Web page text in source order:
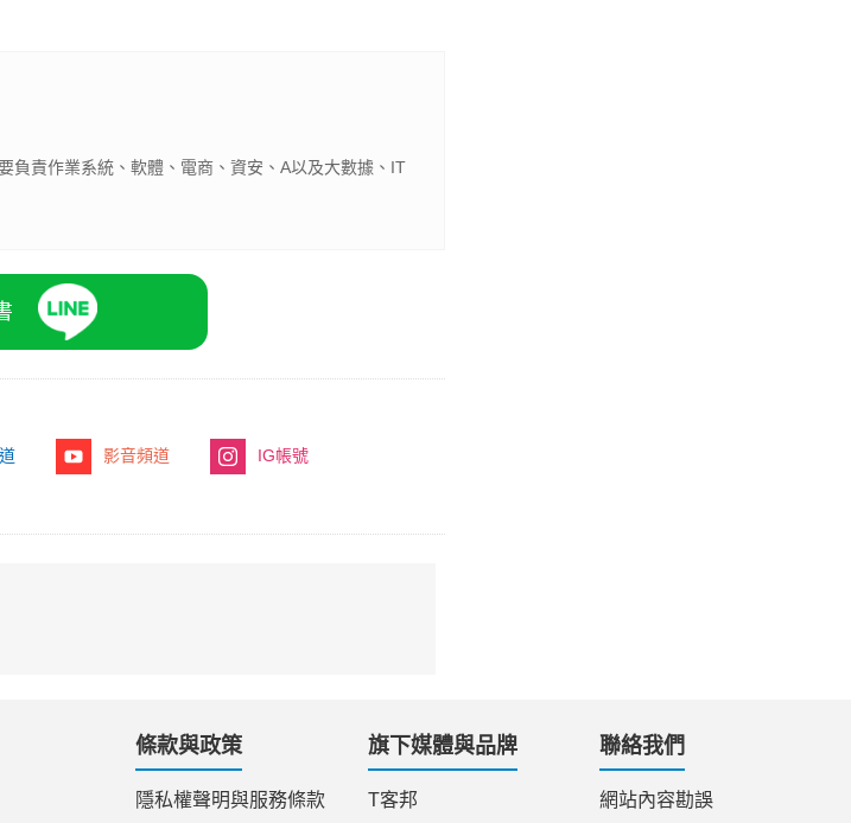
負責作業系統、軟體、電商、資安、A以及大數據、IT
影音頻道 IG帳號
條款與政策
隱私權聲明與服務條款
旗下媒體與品牌
T客邦
聯絡我們
網站內容勘誤